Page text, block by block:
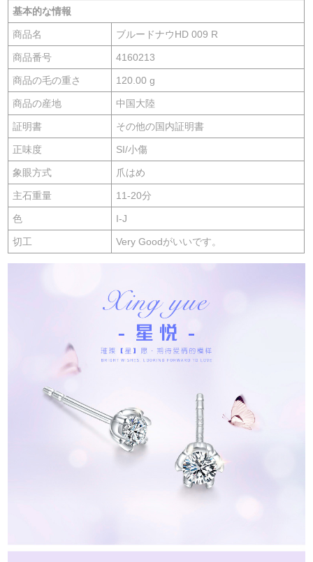
基本的な情報
商品名 ブルードナウHD 009 R
商品番号 4160213
商品の毛の重さ 120.00 g
商品の産地 中国大陸
証明書 その他の国内証明書
正味度 SI/小傷
象眼方式 爪はめ
主石重量 11-20分
色 I-J
切工 Very Goodがいいです。